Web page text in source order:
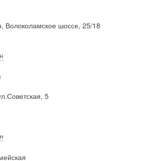
Волоколамское шоссе, 25/18
5